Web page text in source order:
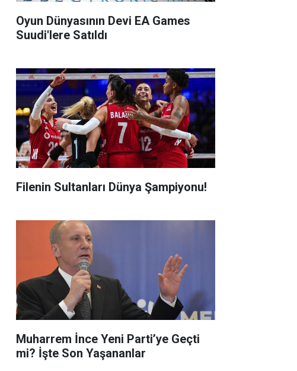
Oyun Dünyasının Devi EA Games
Suudi'lere Satıldı
Filenin Sultanları Dünya Şampiyonu!
Muharrem İnce Yeni Parti’ye Geçti
mi? İşte Son Yaşananlar